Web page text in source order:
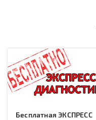
Бесплатная ЭКСПРЕСС